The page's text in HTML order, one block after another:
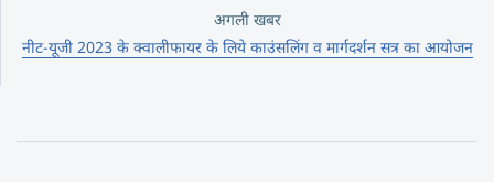
अगली खबर
नीट-यूजी 2023 के क्वालीफायर के लिये काउंसलिंग व मार्गदर्शन सत्र का आयोजन